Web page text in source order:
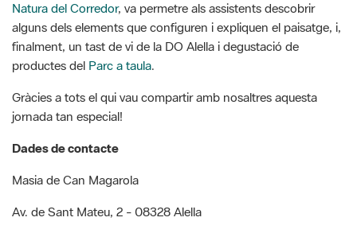
Natura del Corredor, va permetre als assistents descobrir
alguns dels elements que configuren i expliquen el paisatge, i,
finalment, un tast de vi de la DO Alella i degustació de
productes del Parc a taula.
Gràcies a tots el qui vau compartir amb nosaltres aquesta
jornada tan especial!
Dades de contacte
Masia de Can Magarola
Av. de Sant Mateu, 2 - 08328 Alella